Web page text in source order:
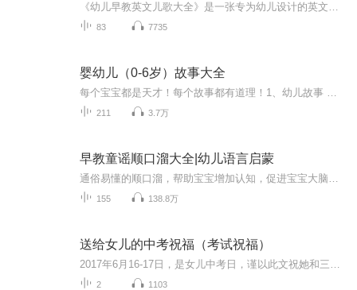
83 7735
婴幼儿（0-6岁）故事大全
211 3.7万
早教童谣顺口溜大全|幼儿语言启蒙
155 138.8万
送给女儿的中考祝福（考试祝福）
2 1103